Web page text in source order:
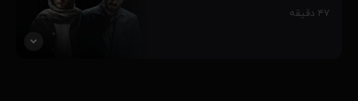
می گردد اما...
۴۷ دقیقه